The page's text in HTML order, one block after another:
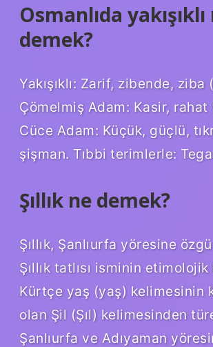
Osmanlıda yakışıklı
demek?
Yakışıklı: Zarif, zibende, ziba
Çömelmiş Adam: Kasir, rahat
Cüce Adam: Küçük, güçlü,
şişman. Tıbbi terimlerle:
Şıllık ne demek?
Şıllık, Şanlıurfa yöresine
Şıllık tatlısı isminin
Kürtçe yaş (yaş) kelimesinin
olan Şil (Şıl) kelimesinden
Şanlıurfa ve Adıyaman